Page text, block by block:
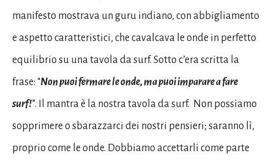
manifesto mostrava un guru indiano, con abbigliamento
e aspetto caratteristici, che cavalcava le onde in perfetto
equilibrio su una tavola da surf. Sotto c’era scritta la
frase: “Non puoi fermare le onde, ma puoi imparare a fare
surf!”. Il mantra è la nostra tavola da surf. Non possiamo
sopprimere o sbarazzarci dei nostri pensieri; saranno lì,
proprio come le onde. Dobbiamo accettarli come parte